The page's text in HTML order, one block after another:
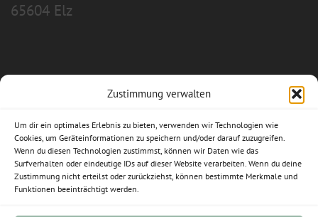
Zustimmung verwalten
Um dir ein optimales Erlebnis zu bieten, verwenden wir Technologien wie
Cookies, um Geräteinformationen zu speichern und/oder darauf zuzugreifen.
Wenn du diesen Technologien zustimmst, können wir Daten wie das
Surfverhalten oder eindeutige IDs auf dieser Website verarbeiten. Wenn du deine
Zustimmung nicht erteilst oder zurückziehst, können bestimmte Merkmale und
Funktionen beeinträchtigt werden.
65604 Elz
Allgemeine Geschäftsbedingungen
Impressum
Datenschutzerklärung
Widerrufsbelehrung